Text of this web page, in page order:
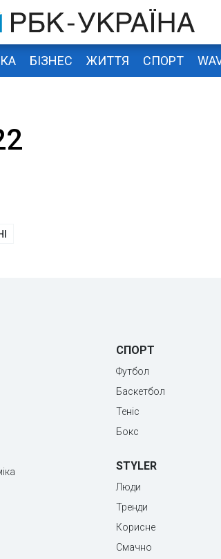
БІЗНЕС ЖИТТЯ СПОРТ
СПОРТ
Футбол
Баскетбол
Теніс
Бокс
STYLER
Люди
Тренди
Корисне
Смачно